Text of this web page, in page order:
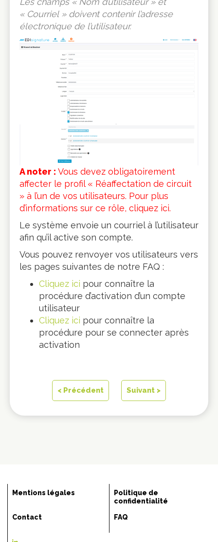
« Courriel » doivent contenir l’adresse
électronique de l’utilisateur.
A noter : Vous devez obligatoirement
affecter le profil « Réaffectation de circuit
» à l’un de vos utilisateurs. Pour plus
d’informations sur ce rôle, cliquez ici.
Le système envoie un courriel à l’utilisateur
afin qu’il active son compte.
Vous pouvez renvoyer vos utilisateurs vers
les pages suivantes de notre FAQ :
Cliquez ici pour connaître la
procédure d’activation d’un compte
utilisateur
Cliquez ici pour connaître la
procédure pour se connecter après
activation
< Précédent Suivant >
Mentions légales
Politique de
confidentialité
Contact FAQ